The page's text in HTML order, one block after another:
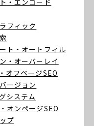
・エンコード
フィック
ト ・オートフィル
・オーバーレイ
・オフページSEO
ージョン
システム
・オンページSEO
プ